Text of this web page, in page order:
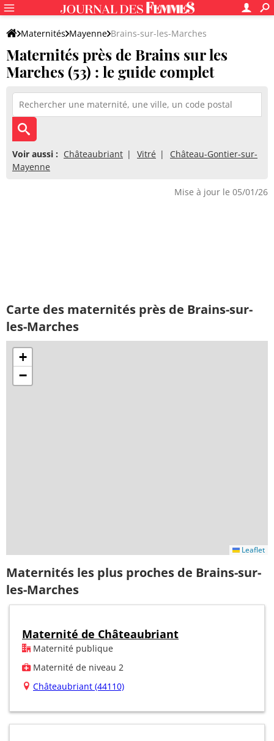
Maternités Mayenne Brains-sur-les-Marches
Maternités près de Brains sur les
Marches (53) : le guide complet
Voir aussi : Châteaubriant Vitré
Château-Gontier-sur-
Mayenne
Mise à jour le 05/01/26
Carte des maternités près de Brains-sur-
les-Marches
+
−
Leaflet
Maternités les plus proches de Brains-sur-
les-Marches
Maternité de Châteaubriant
Maternité publique
Maternité de niveau 2
Châteaubriant (44110)